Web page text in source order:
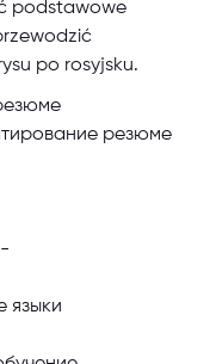
podstawowe
po rosyjsku.
резюме
языки